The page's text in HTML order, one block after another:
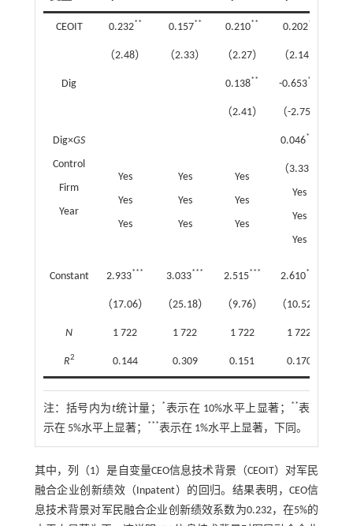
CEOIT 0.232** 0.157** 0.210** 0.202**
（2.48） （2.33） （2.27） （2.14）
Dig 0.138** -0.653***
（2.41） （-2.75）
Dig×GS
Control
Firm
Year
0.046***
Yes
Yes
Yes
Yes
Yes
Yes
Yes
Yes
Yes
（3.33）
Yes
Yes
Yes
Constant 2.933*** 3.033*** 2.515*** 2.610***
（17.06） （25.18） （9.76） （10.52）
N 1 722 1 722 1 722 1 722
R2 0.144 0.309 0.151 0.170
注： 括号内为t统计量； *表示在 10%水平上显著； **表
示在 5%水平上显著；
***表示在 1%水平上显著，下同。
其中，列（1）是自变量CEO信息技术背景（CEOIT）对军民
融合企业创新绩效（Inpatent）的回归。结果表明，CEO信
息技术背景对军民融合企业创新绩效系数为0.232，在5%的